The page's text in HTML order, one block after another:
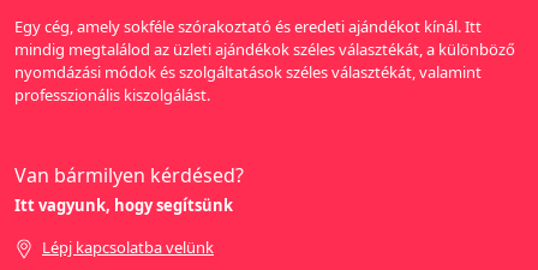
Egy cég, amely sokféle szórakoztató és eredeti ajándékot kínál. Itt
mindig megtalálod az üzleti ajándékok széles választékát, a különböző
nyomdázási módok és szolgáltatások széles választékát, valamint
professzionális kiszolgálást.
Van bármilyen kérdésed?
Itt vagyunk, hogy segítsünk
Lépj kapcsolatba velünk